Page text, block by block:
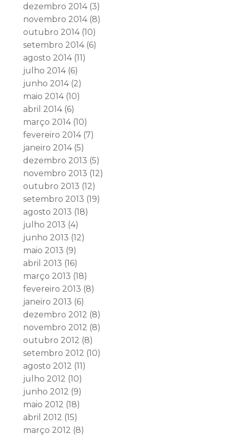
dezembro 2014(3)
novembro 2014(8)
outubro 2014(10)
setembro 2014(6)
agosto 2014(11)
julho 2014(6)
junho 2014(2)
maio 2014(10)
abril 2014(6)
março 2014(10)
fevereiro 2014(7)
janeiro 2014(5)
dezembro 2013 (5)
novembro 2013 (12)
outubro 2013 (12)
setembro 2013 (19)
agosto 2013 (18)
julho 2013 (4)
junho 2013 (12)
maio 2013 (9)
abril 2013 (16)
março 2013 (18)
fevereiro 2013 (8)
janeiro 2013 (6)
dezembro 2012 (8)
novembro 2012 (8)
outubro 2012 (8)
setembro 2012 (10)
agosto 2012 (11)
julho 2012 (10)
junho 2012 (9)
maio 2012 (18)
abril 2012 (15)
março 2012 (8)